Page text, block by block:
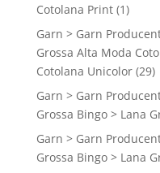
Cotolana Print (1)
Garn > Garn
Grossa Alta Moda
Cotolana Unicolor (29)
Garn > Garn
Grossa Bingo > Lana
Garn > Garn
Grossa Bingo > Lana